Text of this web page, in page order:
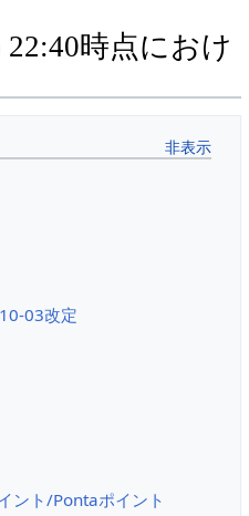
時点におけ
03改定
ント/Pontaポイント